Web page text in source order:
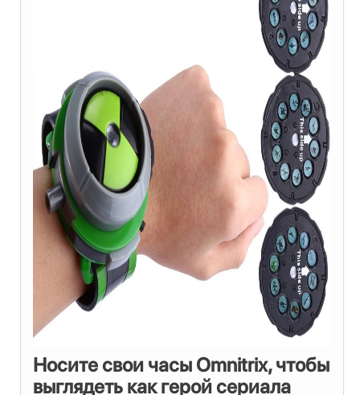
Носите свои часы Omnitrix, чтобы
выглядеть как герой сериала